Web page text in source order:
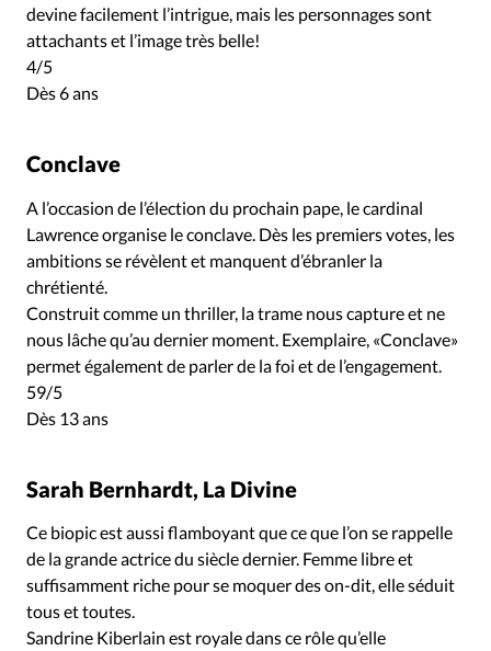
devine facilement l’intrigue, mais les personnages sont
attachants et l’image très belle!
4/5
Dès 6 ans
Conclave
A l’occasion de l’élection du prochain pape, le cardinal
Lawrence organise le conclave. Dès les premiers votes, les
ambitions se révèlent et manquent d’ébranler la
chrétienté.
Construit comme un thriller, la trame nous capture et ne
nous lâche qu’au dernier moment. Exemplaire, «Conclave»
permet également de parler de la foi et de l’engagement.
59/5
Dès 13 ans
Sarah Bernhardt, La Divine
Ce biopic est aussi flamboyant que ce que l’on se rappelle
de la grande actrice du siècle dernier. Femme libre et
suffisamment riche pour se moquer des on-dit, elle séduit
tous et toutes.
Sandrine Kiberlain est royale dans ce rôle qu’elle